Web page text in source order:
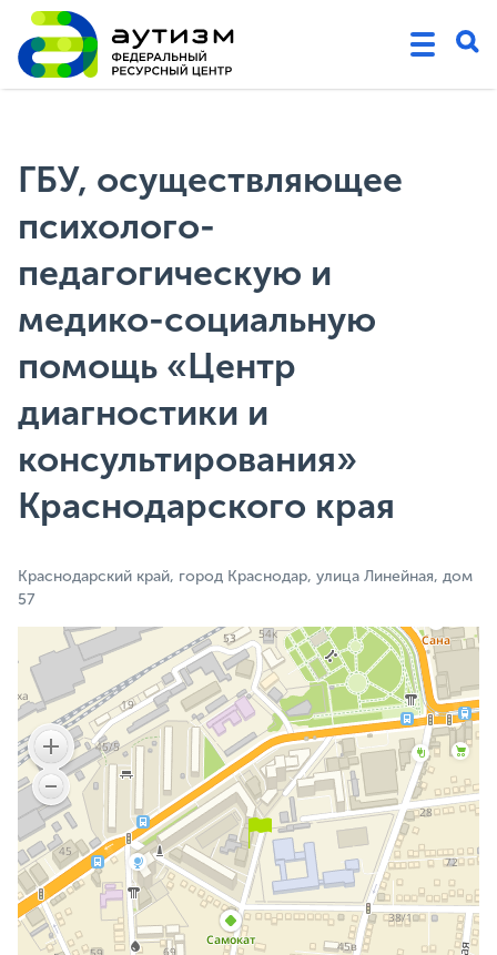
ГБУ, осуществляющее
психолого-
педагогическую и
медико-социальную
помощь «Центр
диагностики и
консультирования»
Краснодарского края
Краснодарский край, город Краснодар, улица Линейная, дом
57